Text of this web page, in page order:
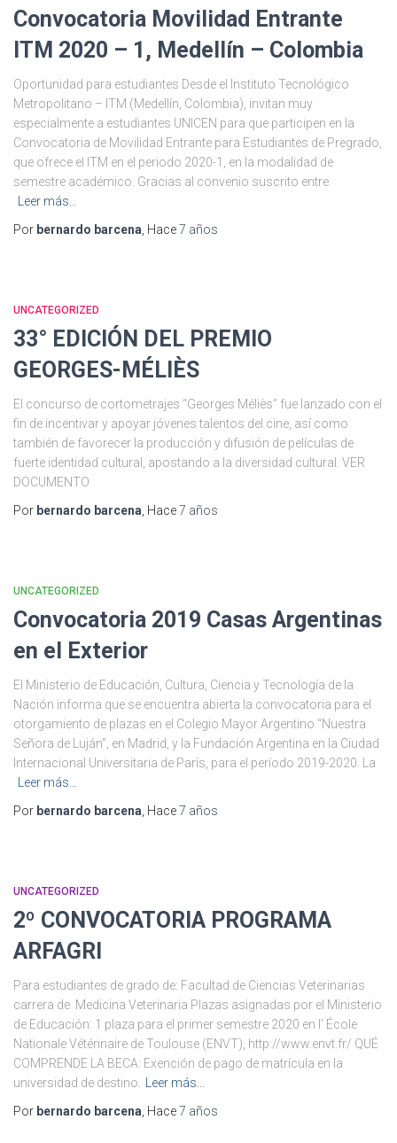
Convocatoria Movilidad Entrante
ITM 2020 – 1, Medellín – Colombia
Oportunidad para estudiantes Desde el Instituto Tecnológico
Metropolitano – ITM (Medellín, Colombia), invitan muy
especialmente a estudiantes UNICEN para que participen en la
Convocatoria de Movilidad Entrante para Estudiantes de Pregrado,
que ofrece el ITM en el periodo 2020-1, en la modalidad de
semestre académico. Gracias al convenio suscrito entre
Leer más…
Por bernardo barcena, Hace7 años
UNCATEGORIZED
33° EDICIÓN DEL PREMIO
GEORGES-MÉLIÈS
El concurso de cortometrajes “Georges Méliès” fue lanzado con el
fin de incentivar y apoyar jóvenes talentos del cine, así como
también de favorecer la producción y difusión de películas de
fuerte identidad cultural, apostando a la diversidad cultural. VER
DOCUMENTO
Por bernardo barcena, Hace7 años
UNCATEGORIZED
Convocatoria 2019 Casas Argentinas
en el Exterior
El Ministerio de Educación, Cultura, Ciencia y Tecnología de la
Nación informa que se encuentra abierta la convocatoria para el
otorgamiento de plazas en el Colegio Mayor Argentino “Nuestra
Señora de Luján”, en Madrid, y la Fundación Argentina en la Ciudad
Internacional Universitaria de París, para el período 2019-2020. La
Leer más…
Por bernardo barcena, Hace7 años
UNCATEGORIZED
2º CONVOCATORIA PROGRAMA
ARFAGRI
Para estudiantes de grado de: Facultad de Ciencias Veterinarias
carrera de Medicina Veterinaria Plazas asignadas por el Ministerio
de Educación: 1 plaza para el primer semestre 2020 en l’ École
Nationale Vétérinaire de Toulouse (ENVT), http://www.envt.fr/ QUÉ
COMPRENDE LA BECA: Exención de pago de matrícula en la
universidad de destino. Leer más…
Por bernardo barcena, Hace7 años